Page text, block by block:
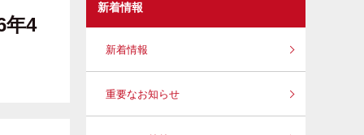
年4
新着情報
新着情報
重要なお知らせ